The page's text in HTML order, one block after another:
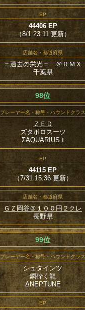
EP
44406 EP
（8/1 23:11 更新）
店舗名・都道府県
＝過去の栄光＝ ＠ＲＭＸ
千葉県
98位
プレーヤー名・称号・ハウンドクラス
ＺＥＤ
ズタボロスーツ
ΣAQUARIUS Ⅰ
EP
44115 EP
（7/31 15:36 更新）
店舗名・都道府県
ＧＺ岡谷＠１００円２クレ
長野県
99位
プレーヤー名・称号・ハウンドクラス
シュタインツ
鋼砕く龍
ΔNEPTUNE
EP